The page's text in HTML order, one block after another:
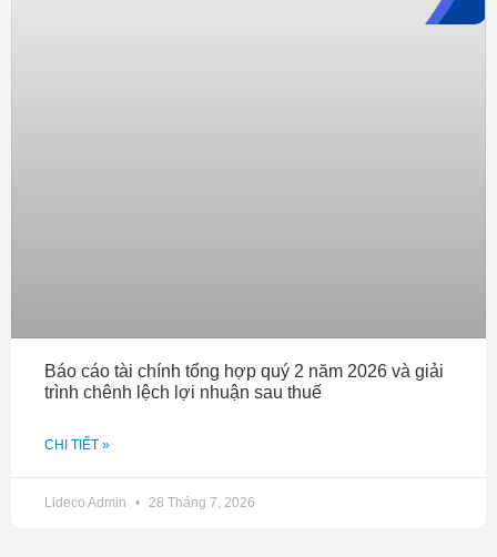
Báo cáo tài chính tổng hợp quý 2 năm 2026 và giải
trình chênh lệch lợi nhuận sau thuế
CHI TIẾT »
Lideco Admin 28 Tháng 7, 2026